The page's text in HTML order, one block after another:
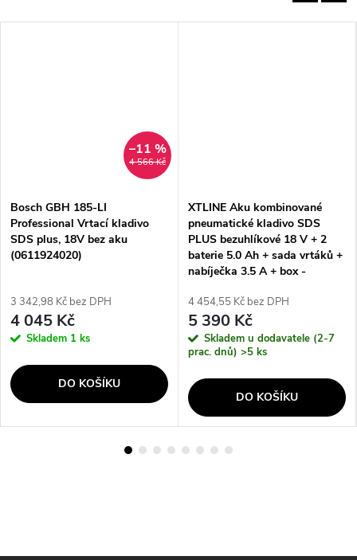
4 566 Kč
–11 %
Bosch GBH 185-LI
Professional Vrtací kladivo
SDS plus, 18V bez aku
(0611924020)
3 342,98 Kč bez DPH
4 045 Kč
Skladem 1 ks
DO KOŠÍKU
XTLINE Aku kombinované
pneumatické kladivo SDS
PLUS bezuhlíkové 18 V + 2
baterie 5.0 Ah + sada vrtáků +
nabíječka 3.5 A + box -
4 454,55 Kč bez DPH
5 390 Kč
Skladem u dodavatele (2-7
prac. dnů) >5 ks
DO KOŠÍKU